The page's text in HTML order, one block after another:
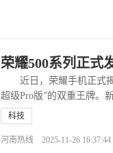
荣耀500系列正式
近日，荣耀手机正式揭
超级Pro版”的双重王牌。
科技
河南热线 2025-11-26 16:37:44